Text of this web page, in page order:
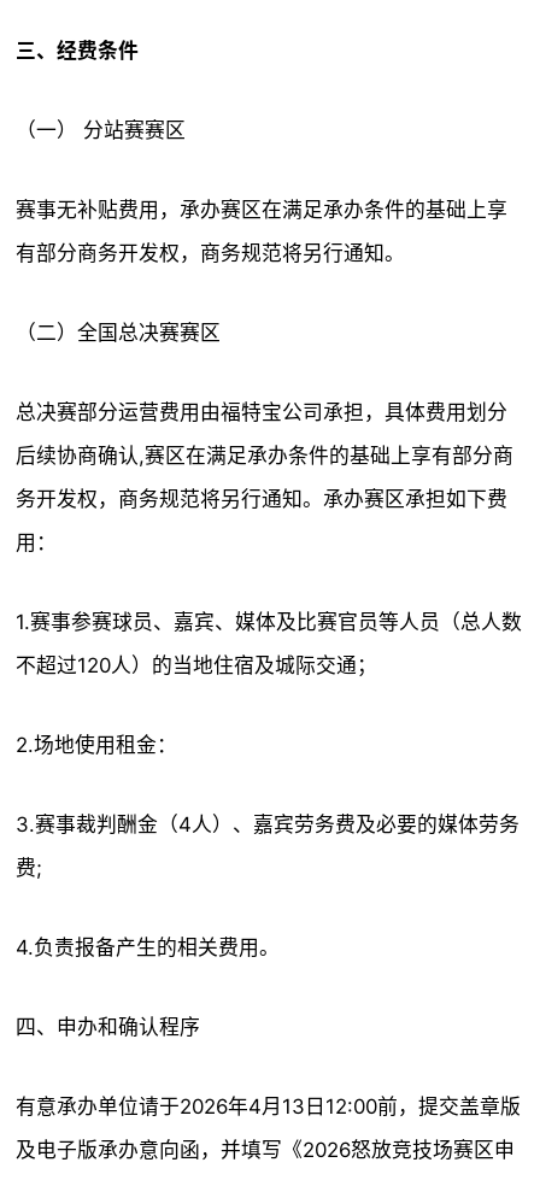
三、经费条件
（一） 分站赛赛区
赛事无补贴费用，承办赛区在满足承办条件的基础上享
有部分商务开发权，商务规范将另行通知。
（二）全国总决赛赛区
总决赛部分运营费用由福特宝公司承担，具体费用划分
后续协商确认,赛区在满足承办条件的基础上享有部分商
务开发权，商务规范将另行通知。承办赛区承担如下费
用：
1.赛事参赛球员、嘉宾、媒体及比赛官员等人员（总人数
不超过120人）的当地住宿及城际交通；
2.场地使用租金：
3.赛事裁判酬金（4人）、嘉宾劳务费及必要的媒体劳务
费;
4.负责报备产生的相关费用。
四、申办和确认程序
有意承办单位请于2026年4月13日12:00前，提交盖章版
及电子版承办意向函，并填写《2026怒放竞技场赛区申